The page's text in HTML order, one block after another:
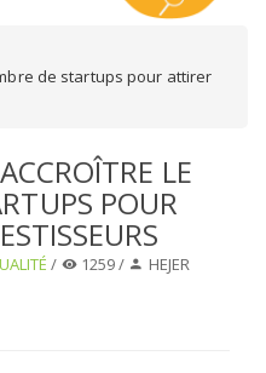
de startups pour attirer
LE
POUR
/ 1259 / HEJER